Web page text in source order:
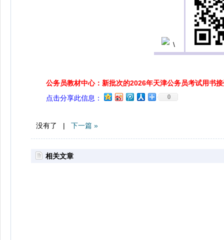
公务员教材中心：新批次的2026年天津公务员考试用书
点击分享此信息：
0
没有了 | 下一篇 »
相关文章